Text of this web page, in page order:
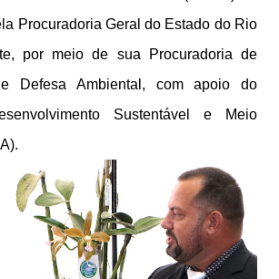
Procuradoria Geral do Estado do Rio
por meio de sua Procuradoria de
Defesa Ambiental, com apoio do
Sustentável e Meio